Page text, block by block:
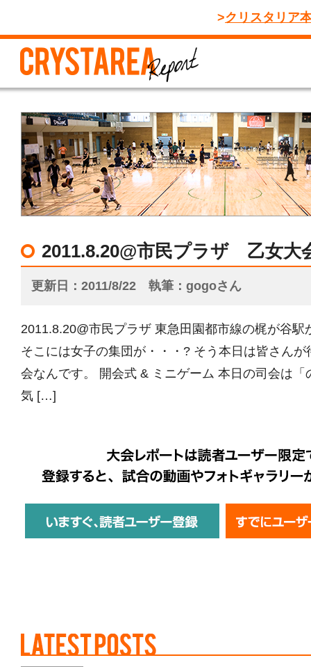
クリスタリア
2011.8.20@市民プラザ 乙女大
更新日 2011/8/22 執筆 gogoさん
2011.8.20@市民プラザ 東急田園都市線の梶が谷駅
そこには女子の集団が・・・? そう本日は皆さん
会なんです。 開会式 & ミニゲーム 本日の司会は「
気 […]